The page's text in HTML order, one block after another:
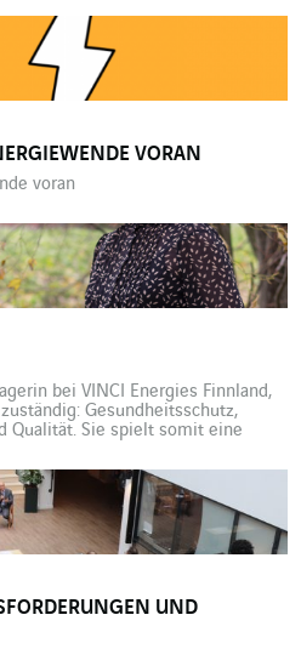
Elektrifizierung der
der größten Projekte des
[…]
VORAN
voran
bei VINCI Energies Finnland,
Gesundheitsschutz,
Qualität. Sie spielt somit eine
verdoppelt hat. Maarit Koivupalo
im Wald. „Ich setze mir
A zum Punkt […]
UND